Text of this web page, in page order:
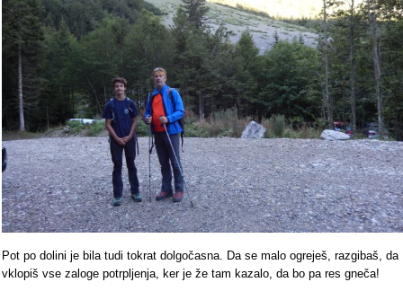
Pot po dolini je bila tudi tokrat dolgočasna. Da se malo ogreješ, razgibaš, da
vklopiš vse zaloge potrpljenja, ker je že tam kazalo, da bo pa res gneča!